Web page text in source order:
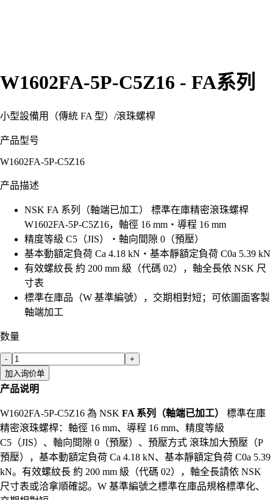
W1602FA-5P-C5Z16 - FA系列
小型設備用（傳統 FA 型） /滾珠螺桿
产品型号
W1602FA-5P-C5Z16
产品描述
NSK FA 系列（軸端已加工） 標準在庫精密滾珠螺桿
W1602FA-5P-C5Z16，軸徑 16 mm・導程 16 mm
精度等級 C5（JIS）・軸向間隙 0（預壓）
基本動額定負荷 Ca 4.18 kN・基本靜額定負荷 C0a 5.39 kN
有效螺紋長 約 200 mm 級（代碼 02），軸全長依 NSK 尺
寸表
標準在庫品（W 基準編號），交期相對短；可依圖面客製
軸端加工
数量
-
+
加入询价单
产品说明
W1602FA-5P-C5Z16 為 NSK FA 系列（軸端已加工）
標準在庫
精密滾珠螺桿：軸徑 16 mm、導程 16 mm、精度等級
C5（JIS）、軸向間隙 0（預壓）、預壓方式 滾珠加大預壓（P
預壓），基本動額定負荷 Ca 4.18 kN、基本靜額定負荷 C0a 5.39
kN。有效螺紋長 約 200 mm 級（代碼 02），軸全長請依 NSK
尺寸表或洽拿順確認。W 基準編號之標準在庫品規格標準化、